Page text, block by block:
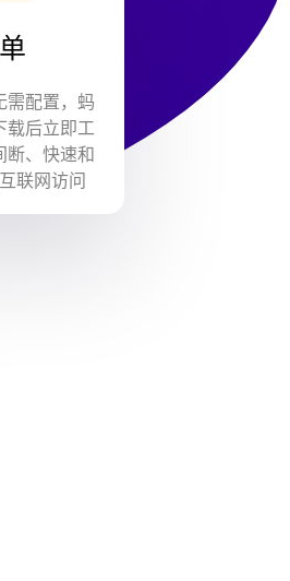
需配置，蚂
载后立即工
断、快速和
联网访问